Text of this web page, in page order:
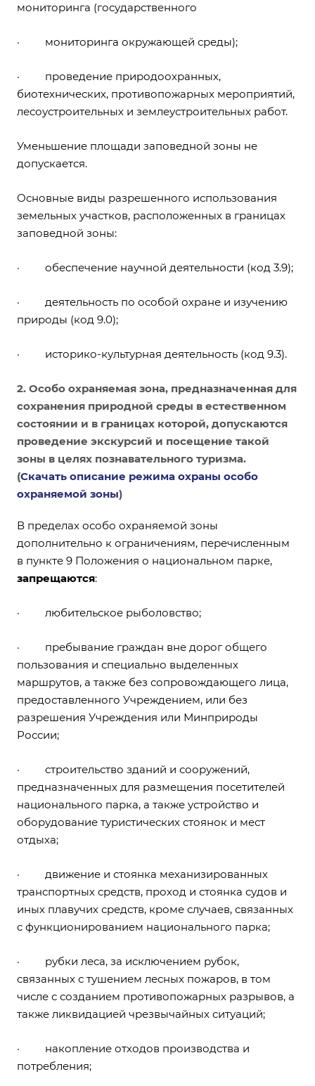
мониторинга (государственного
· мониторинга окружающей среды);
· проведение природоохранных,
биотехнических, противопожарных мероприятий,
лесоустроительных и землеустроительных работ.
Уменьшение площади заповедной зоны не
допускается.
Основные виды разрешенного использования
земельных участков, расположенных в границах
заповедной зоны:
· обеспечение научной деятельности (код 3.9);
· деятельность по особой охране и изучению
природы (код 9.0);
· историко-культурная деятельность (код 9.3).
2. Особо охраняемая зона, предназначенная для
сохранения природной среды в естественном
состоянии и в границах которой, допускаются
проведение экскурсий и посещение такой
зоны в целях познавательного туризма.
(Скачать описание режима охраны особо
охраняемой зоны)
В пределах особо охраняемой зоны
дополнительно к ограничениям, перечисленным
в пункте 9 Положения о национальном парке,
запрещаются:
· любительское рыболовство;
· пребывание граждан вне дорог общего
пользования и специально выделенных
маршрутов, а также без сопровождающего лица,
предоставленного Учреждением, или без
разрешения Учреждения или Минприроды
России;
· строительство зданий и сооружений,
предназначенных для размещения посетителей
национального парка, а также устройство и
оборудование туристических стоянок и мест
отдыха;
· движение и стоянка механизированных
транспортных средств, проход и стоянка судов и
иных плавучих средств, кроме случаев, связанных
с функционированием национального парка;
· рубки леса, за исключением рубок,
связанных с тушением лесных пожаров, в том
числе с созданием противопожарных разрывов, а
также ликвидацией чрезвычайных ситуаций;
· накопление отходов производства и
потребления;